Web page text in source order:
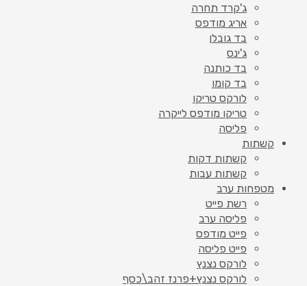
ג'קרד תחרה
אריג מודפס
בד גובלן
ג'ינס
בד כותנה
בד קומו
לורקס טריקו
טריקו מודפס לייקרה
פליסה
קשתות
קשתות דקות
קשתות עבות
מטפחות ערב
רשת פייט
פליסה ערב
פייט מודפס
פייט פליסה
לורקס נצנץ
לורקס נצנץ+פרנז זהב\כסף